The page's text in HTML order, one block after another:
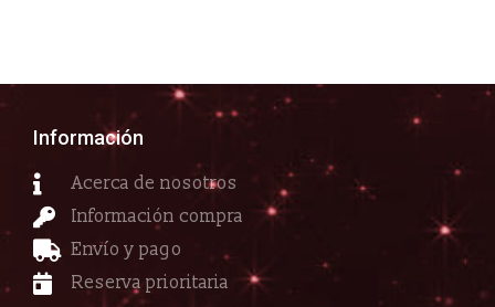
Información
Acerca de nosotros
Información compra
Envío y pago
Reserva prioritaria